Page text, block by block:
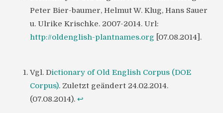
Peter Bier-baumer, Helmut W. Klug, Hans Sauer
u. Ulrike Krischke. 2007-2014. Url:
http://oldenglish-plantnames.org [07.08.2014].
Vgl. Dictionary of Old English Corpus (DOE
Corpus). Zuletzt geändert 24.02.2014.
(07.08.2014). ↩